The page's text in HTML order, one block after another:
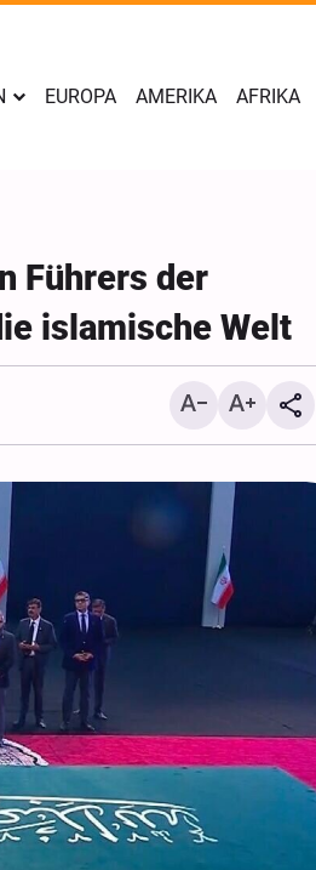
EUROPA AMERIKA AFRIKA
Führers der
islamische Welt
Yahya Sari: Wir haben die
Stellungen der saudischen
Söldner mit ballistischen
und Drohnen zerschlagen